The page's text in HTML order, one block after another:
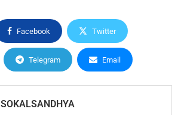
Facebook Twitter
Telegram Email
SOKALSANDHYA